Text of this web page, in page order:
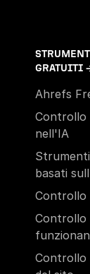
GRATUITI
Ahrefs
Controllo
nell'IA
basati
Controllo
Controllo
Controllo